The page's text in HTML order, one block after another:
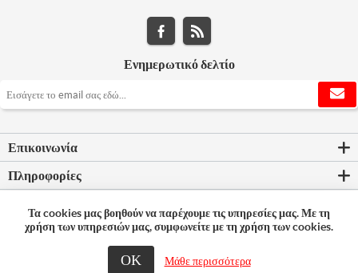
Ενημερωτικό δελτίο
Επικοινωνία
Πληροφορίες
Ο λογαριασμός μου
© 2026 Bookleader
Τα cookies μας βοηθούν να παρέχουμε τις υπηρεσίες μας. Με τη
χρήση των υπηρεσιών μας, συμφωνείτε με τη χρήση των cookies.
ΟΚ Μάθε περισσότερα